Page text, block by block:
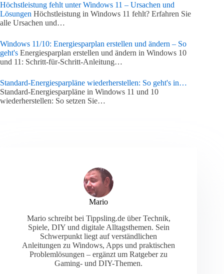
Höchstleistung fehlt unter Windows 11 – Ursachen und
Lösungen Höchstleistung in Windows 11 fehlt? Erfahren Sie
alle Ursachen und…
Windows 11/10: Energiesparplan erstellen und ändern – So
geht's Energiesparplan erstellen und ändern in Windows 10
und 11: Schritt-für-Schritt-Anleitung…
Standard-Energiesparpläne wiederherstellen: So geht's in…
Standard-Energiesparpläne in Windows 11 und 10
wiederherstellen: So setzen Sie…
Mario
Mario schreibt bei Tippsling.de über Technik,
Spiele, DIY und digitale Alltagsthemen. Sein
Schwerpunkt liegt auf verständlichen
Anleitungen zu Windows, Apps und praktischen
Problemlösungen – ergänzt um Ratgeber zu
Gaming- und DIY-Themen.